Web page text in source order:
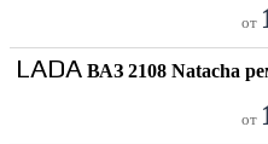
от
LADA ВАЗ 2108 Natacha
от